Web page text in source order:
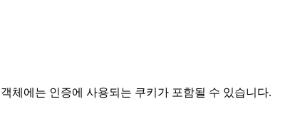
객체에는 인증에 사용되는 쿠키가 포함될 수 있습니다.